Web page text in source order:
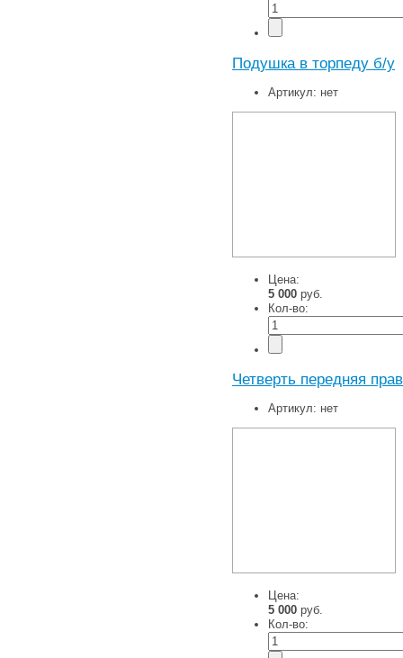
Подушка в торпеду б/у
Артикул: нет
Цена:
5 000 руб.
Кол-во:
Четверть передняя
Артикул: нет
Цена:
5 000 руб.
Кол-во: